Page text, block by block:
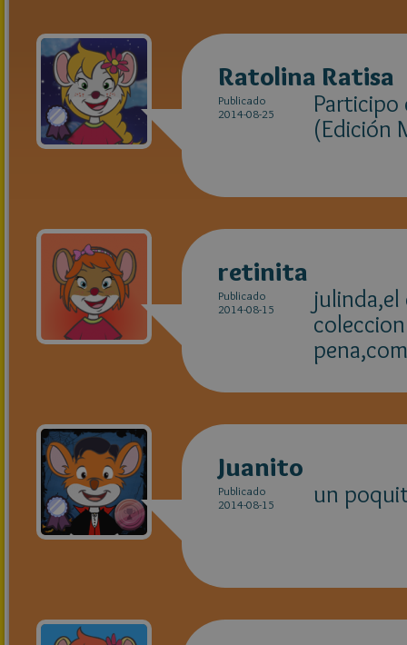
Ratolina Ratisa
Publicado
2014-08-25
Participo
(Edición
retinita
Publicado
2014-08-15
Juanito
Publicado
2014-08-15
un